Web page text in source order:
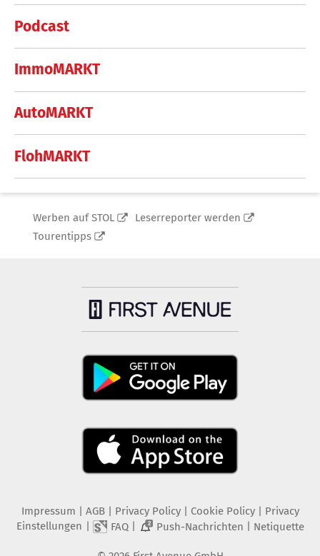
Podcast
ImmoMARKT
AutoMARKT
FlohMARKT
Werben auf STOL
Leserreporter werden
Tourentipps
Impressum | AGB | Privacy Policy| Cookie Policy| Privacy
Einstellungen | FAQ| 2 Push-Nachrichten | Netiquette